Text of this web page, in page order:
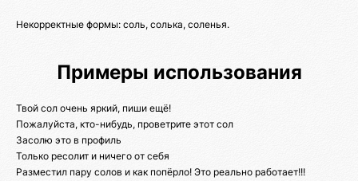
Некорректные формы: соль, солька, соленья.
Примеры использования
Твой сол очень яркий, пиши ещё!
Пожалуйста, кто-нибудь, проветрите этот сол
Засолю это в профиль
Только ресолит и ничего от себя
Разместил пару солов и как попёрло! Это реально работает!!!